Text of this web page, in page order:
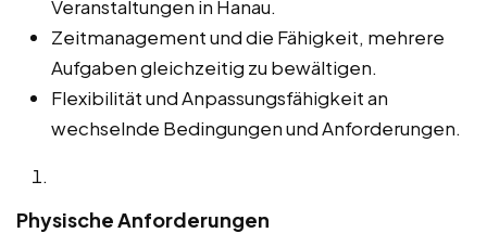
Veranstaltungen in Hanau.
Zeitmanagement und die Fähigkeit, mehrere
Aufgaben gleichzeitig zu bewältigen.
Flexibilität und Anpassungsfähigkeit an
wechselnde Bedingungen und Anforderungen.
Physische Anforderungen